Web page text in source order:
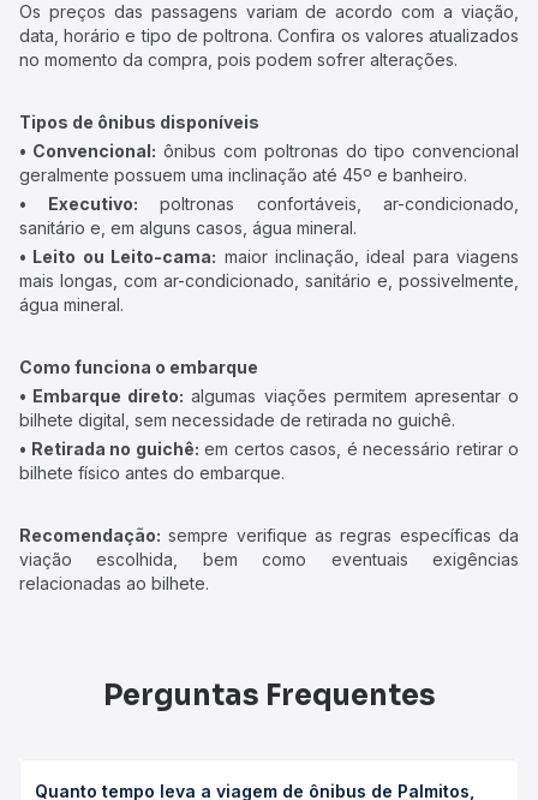
Os preços das passagens variam de acordo com a viação,
data, horário e tipo de poltrona. Confira os valores atualizados
no momento da compra, pois podem sofrer alterações.
Tipos de ônibus disponíveis
• Convencional: ônibus com poltronas do tipo convencional
geralmente possuem uma inclinação até 45º e banheiro.
• Executivo: poltronas confortáveis, ar-condicionado,
sanitário e, em alguns casos, água mineral.
• Leito ou Leito-cama: maior inclinação, ideal para viagens
mais longas, com ar-condicionado, sanitário e, possivelmente,
água mineral.
Como funciona o embarque
• Embarque direto: algumas viações permitem apresentar o
bilhete digital, sem necessidade de retirada no guichê.
• Retirada no guichê: em certos casos, é necessário retirar o
bilhete físico antes do embarque.
Recomendação: sempre verifique as regras específicas da
viação escolhida, bem como eventuais exigências
relacionadas ao bilhete.
Perguntas Frequentes
Quanto tempo leva a viagem de ônibus de Palmitos,